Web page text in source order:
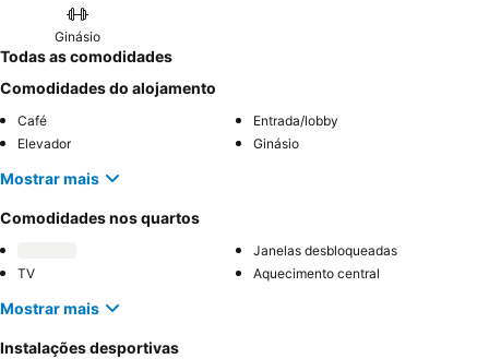
Ginásio
Todas as comodidades
Comodidades do alojamento
Café
Entrada/lobby
Elevador
Ginásio
Mostrar mais
Comodidades nos quartos
Janelas desbloqueadas
TV
Aquecimento central
Mostrar mais
Instalações desportivas